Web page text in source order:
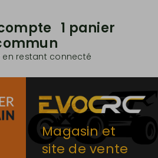
1 panier
en restant connecté
Magasin et
site de vente